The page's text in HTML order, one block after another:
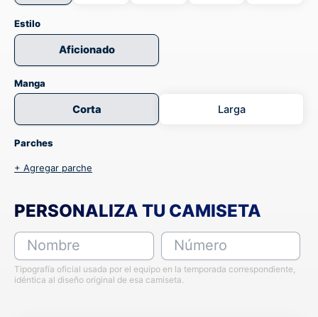
Estilo
Aficionado
Manga
Corta Larga
Parches
+ Agregar parche
PERSONALIZA TU CAMISETA
Nombre Número
Tipografía oficial usada por el equipo en la temporada correspondiente,
idéntica al diseño original de esa camiseta.